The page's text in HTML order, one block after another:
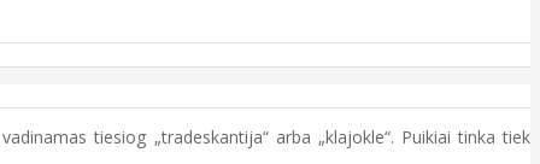
tiesiog „tradeskantija“ arba „klajokle“. Puikiai tinka tiek